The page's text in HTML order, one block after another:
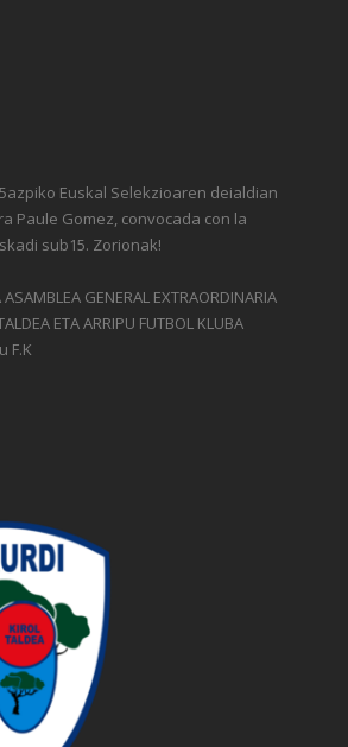
Euskal Selekzioaren deialdian
Paule Gomez, convocada con la
sub15. Zorionak!
GENERAL EXTRAORDINARIA
ETA ARRIPU FUTBOL KLUBA
F.K